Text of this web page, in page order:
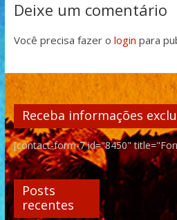
Deixe um comentário
Você precisa fazer o login para
Receba informações
[contact-form-7 id="8450"
Posts
recentes